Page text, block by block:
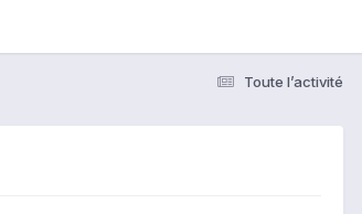
Toute l’activité